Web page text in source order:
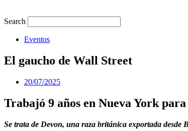
Search
Eventos
El gaucho de Wall Street
20/07/2025
Trabajó 9 años en Nueva York
Se trata de Devon, una raza británica exportada desde